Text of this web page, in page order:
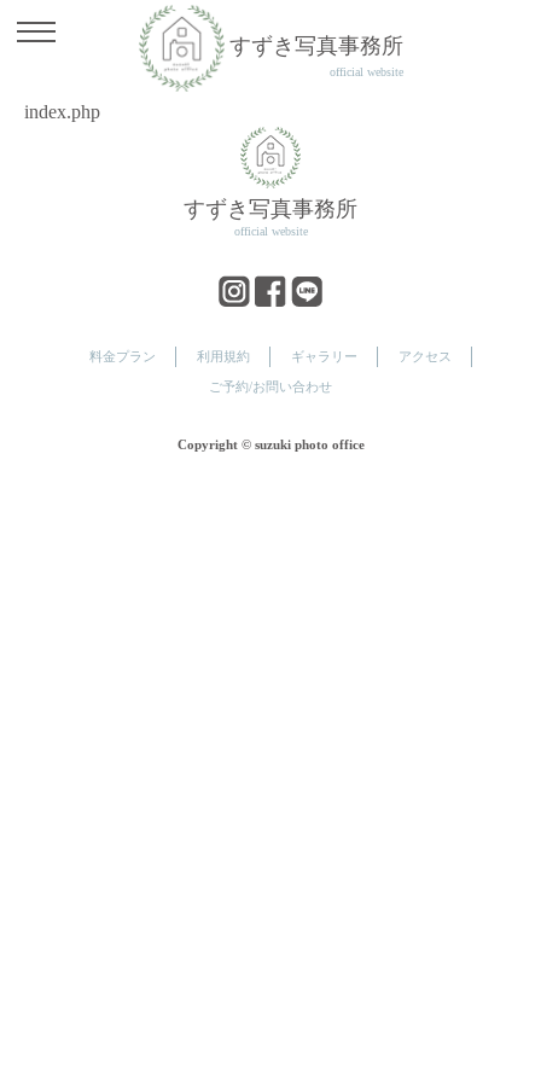
すずき写真事務所
official website
index.php
すずき写真事務所
official website
料金プラン 利用規約 ギャラリー アクセス
ご予約/お問い合わせ
Copyright © suzuki photo office